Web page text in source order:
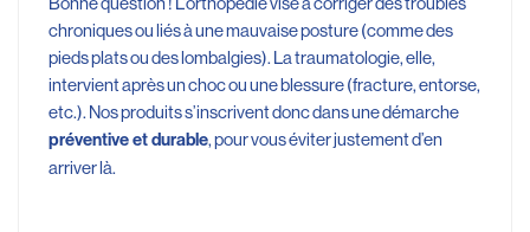
chroniques ou liés à une mauvaise posture (comme des
pieds plats ou des lombalgies). La traumatologie, elle,
intervient après un choc ou une blessure (fracture, entorse,
etc.). Nos produits s’inscrivent donc dans une démarche
préventive et durable, pour vous éviter justement d’en
arriver là.